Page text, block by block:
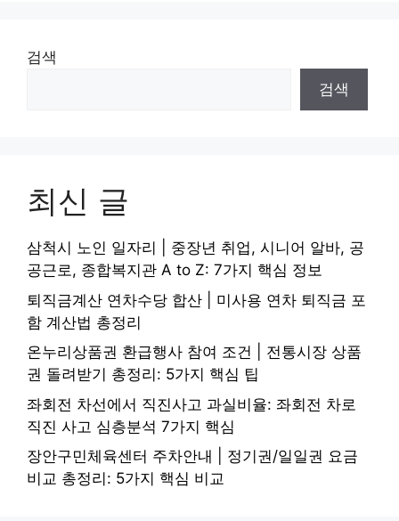
검색
검색
최신 글
삼척시 노인 일자리 | 중장년 취업, 시니어 알바, 공
공근로, 종합복지관 A to Z: 7가지 핵심 정보
퇴직금계산 연차수당 합산 | 미사용 연차 퇴직금 포
함 계산법 총정리
온누리상품권 환급행사 참여 조건 | 전통시장 상품
권 돌려받기 총정리: 5가지 핵심 팁
좌회전 차선에서 직진사고 과실비율: 좌회전 차로
직진 사고 심층분석 7가지 핵심
장안구민체육센터 주차안내 | 정기권/일일권 요금
비교 총정리: 5가지 핵심 비교